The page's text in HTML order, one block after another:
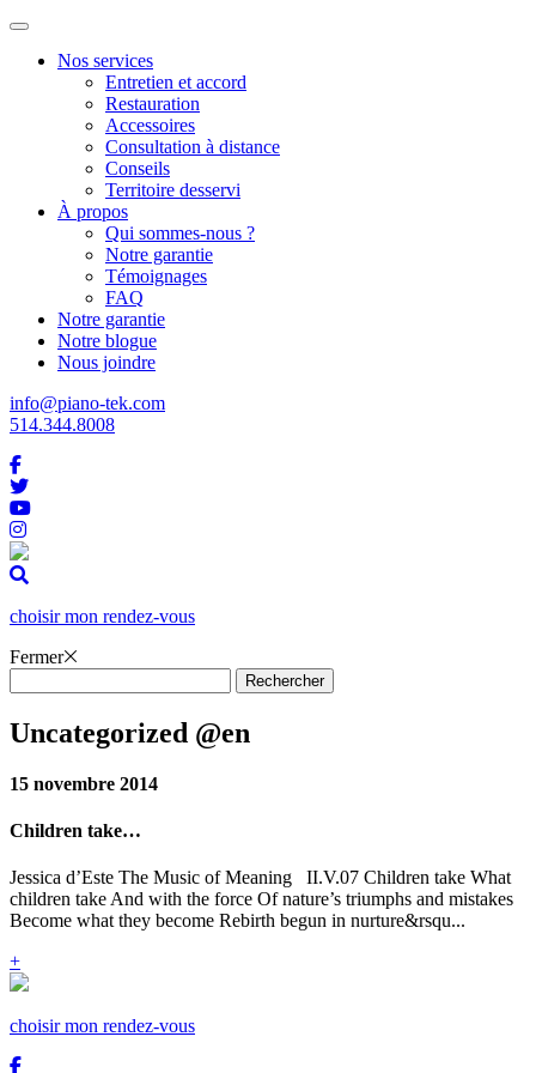
Nos services
Entretien et accord
Restauration
Accessoires
Consultation à distance
Conseils
Territoire desservi
À propos
Qui sommes-nous ?
Notre garantie
Témoignages
FAQ
Notre garantie
Notre blogue
Nous joindre
info@piano-tek.com
514.344.8008
Aller
au
choisir mon rendez-vous
Fermer
Uncategorized @en
15 novembre 2014
Children take…
Jessica d’Este The Music of Meaning II.V.07 Children take What
children take And with the force Of nature’s triumphs and mistakes
Become what they become Rebirth begun in nurture&rsqu...
+
choisir mon rendez-vous